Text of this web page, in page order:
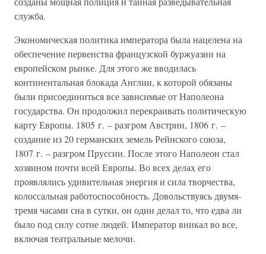
служба.
Экономическая политика императора была нацелена на
обеспечение первенства французской буржуазии на
европейском рынке. Для этого же вводилась
континентальная блокада Англии, к которой обязаны
были присоединиться все зависимые от Наполеона
государства. Он продолжил перекраивать политическую
карту Европы. 1805 г. – разгром Австрии, 1806 г. –
создание из 20 германских земель Рейнского союза,
1807 г. – разгром Пруссии. После этого Наполеон стал
хозяином почти всей Европы. Во всех делах его
проявлялись удивительная энергия и сила творчества,
колоссальная работоспособность. Довольствуясь двумя-
тремя часами сна в сутки, он один делал то, что едва ли
было под силу сотне людей. Император вникал во все,
включая театральные мелочи.